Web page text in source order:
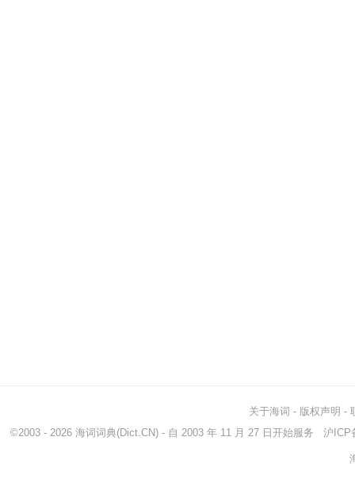
关于海词 - 版权声明 -
©2003 - 2026 海词词典(Dict.CN) - 自 2003 年 11 月 27 日开始服务 沪ICP